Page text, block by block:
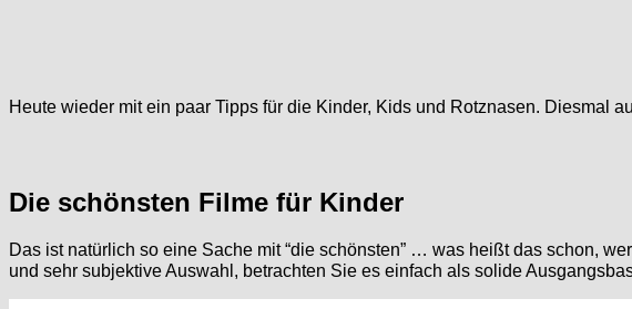
Heute wieder mit ein paar Tipps für die Kinder, Kids und Rotznasen. Diesmal
Die schönsten Filme für Kinder
Das ist natürlich so eine Sache mit “die schönsten” … was heißt das schon,
und sehr subjektive Auswahl, betrachten Sie es einfach als solide